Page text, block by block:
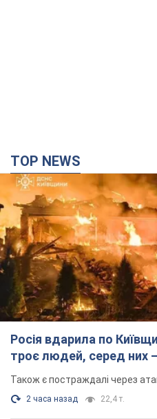
Росія вдарила по
троє людей, серед них
Також є постраждалі через
2 часа назад 22,4 т.
"Верніть Федорова": у
поспіль тривають
картонками. Фото і
Учасники акцій продовжують
8 часов назад 3,0 т.